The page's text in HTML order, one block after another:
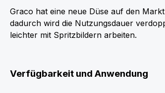
Graco hat eine neue Düse auf den
dadurch wird die Nutzungsdauer
leichter mit Spritzbildern arbeiten.
Verfügbarkeit und Anwendung